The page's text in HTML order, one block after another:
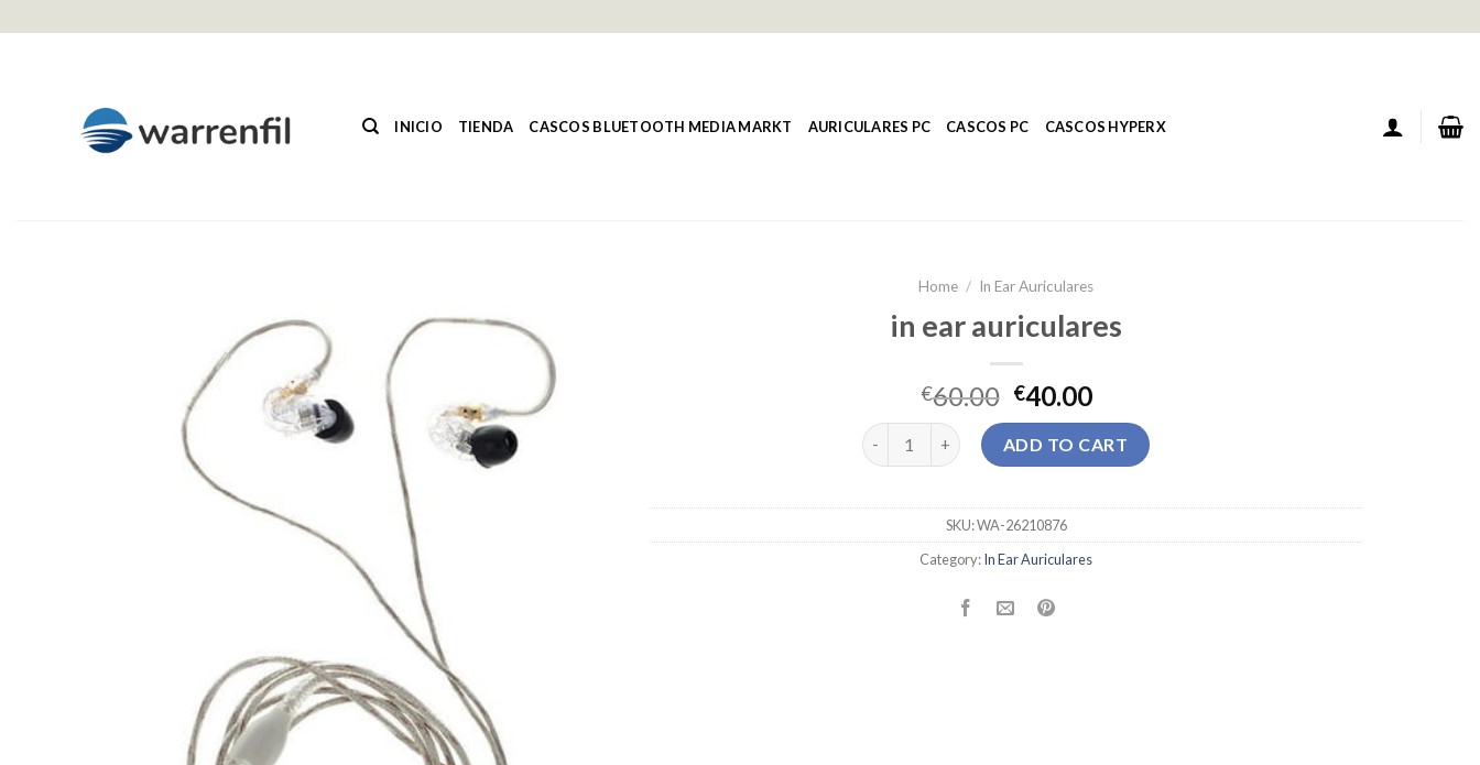
INICIO TIENDA CASCOS BLUETOOTH MEDIA MARKT AURICULARES PC CASCOS PC CASCOS HYPERX
Home / In Ear Auriculares
in ear auriculares
€60.00 €40.00
in ear auriculares quantityADD TO CART
SKU:WA-26210876
Category:In Ear Auriculares